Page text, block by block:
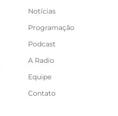
Notícias
Programação
Podcast
A Radio
Equipe
Contato